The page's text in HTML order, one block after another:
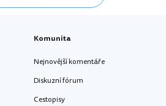
Komunita
Nejnovější komentáře
Diskuzní fórum
Cestopisy